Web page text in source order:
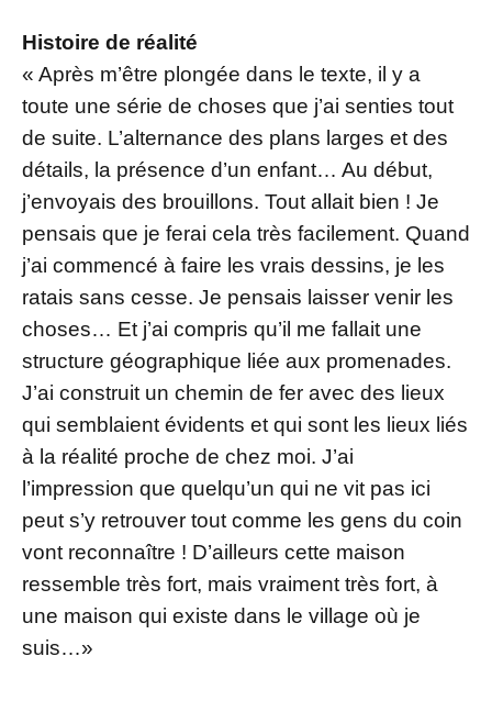
Histoire de réalité
« Après m’être plongée dans le texte, il y a
toute une série de choses que j’ai senties tout
de suite. L’alternance des plans larges et des
détails, la présence d’un enfant… Au début,
j’envoyais des brouillons. Tout allait bien ! Je
pensais que je ferai cela très facilement. Quand
j’ai commencé à faire les vrais dessins, je les
ratais sans cesse. Je pensais laisser venir les
choses… Et j’ai compris qu’il me fallait une
structure géographique liée aux promenades.
J’ai construit un chemin de fer avec des lieux
qui semblaient évidents et qui sont les lieux liés
à la réalité proche de chez moi. J’ai
l’impression que quelqu’un qui ne vit pas ici
peut s’y retrouver tout comme les gens du coin
vont reconnaître ! D’ailleurs cette maison
ressemble très fort, mais vraiment très fort, à
une maison qui existe dans le village où je
suis…»